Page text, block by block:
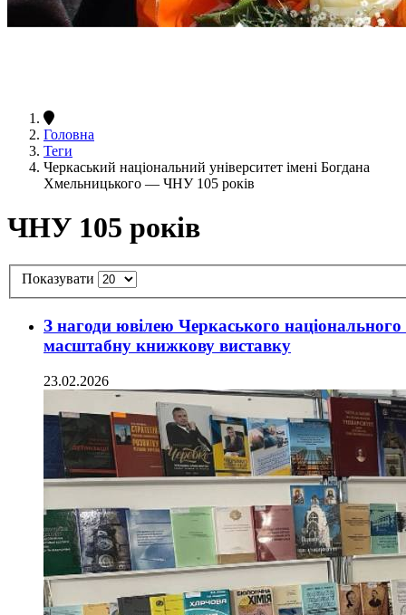
Головна
Теги
Черкаський національний університет імені Богдана
Хмельницького — ЧНУ 105 років
ЧНУ 105 років
Показувати
З нагоди ювілею Черкаського національного
масштабну книжкову виставку
23.02.2026